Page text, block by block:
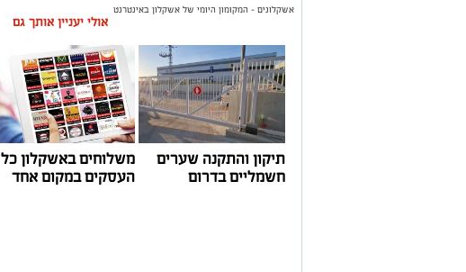
אשקלונים - המקומון היומי של אשקלון באינטרנט
אולי יעניין אותך גם
תיקון והתקנה שערים
חשמליים בדרום
משלוחים באשקלון כל
העסקים במקום אחד